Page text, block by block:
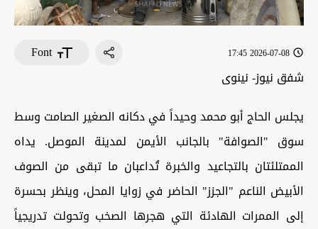
2026-07-08 17:45
Font
شفق نيوز- نينوى
يجلس الحاج أبو محمد وحيداً في دكانه الصغير الصامت وسط
سوق "الصوافة" بالجانب الأيمن لمدينة الموصل. يداه
الممتلئتان بالتجاعيد والخبرة تُداعبان ما تبقى من الصوف
الأبيض الناعم "الجزز" الحاضر في زوايا المحل، وينظر بحسرة
إلى الممرات الهادئة التي هجرها الصخب وتحولت تدريجياً